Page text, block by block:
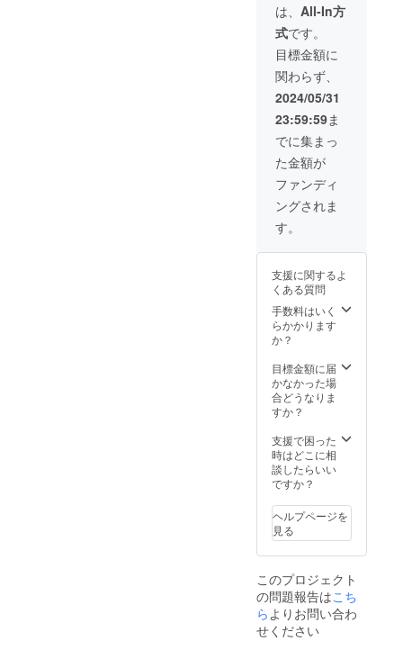
は、 All-In方
式です。
目標金額に
関わらず、
2024/05/31
23:59:59ま
でに集まっ
た金額が
ファンディ
ングされま
す。
支援に関するよ
くある質問
手数料はいく
らかかります
か？
目標金額に届
かなかった場
合どうなりま
すか？
支援で困った
時はどこに相
談したらいい
ですか？
ヘルプページを
見る
このプロジェクト
の問題報告はこち
ら よりお問い合わ
せください